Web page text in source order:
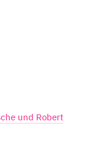
und Robert